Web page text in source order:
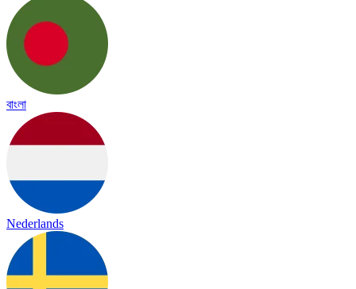
বাংলা
Nederlands